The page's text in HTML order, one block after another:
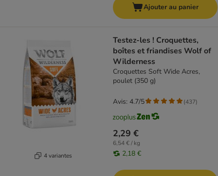
Ajouter au panier
4 variantes
Testez-les ! Croquettes,
boîtes et friandises Wolf of
Wilderness
Croquettes Soft Wide Acres,
poulet (350 g)
2,29 €
6,54 € / kg
2,18 €
Avis: 4.7/5 (437)